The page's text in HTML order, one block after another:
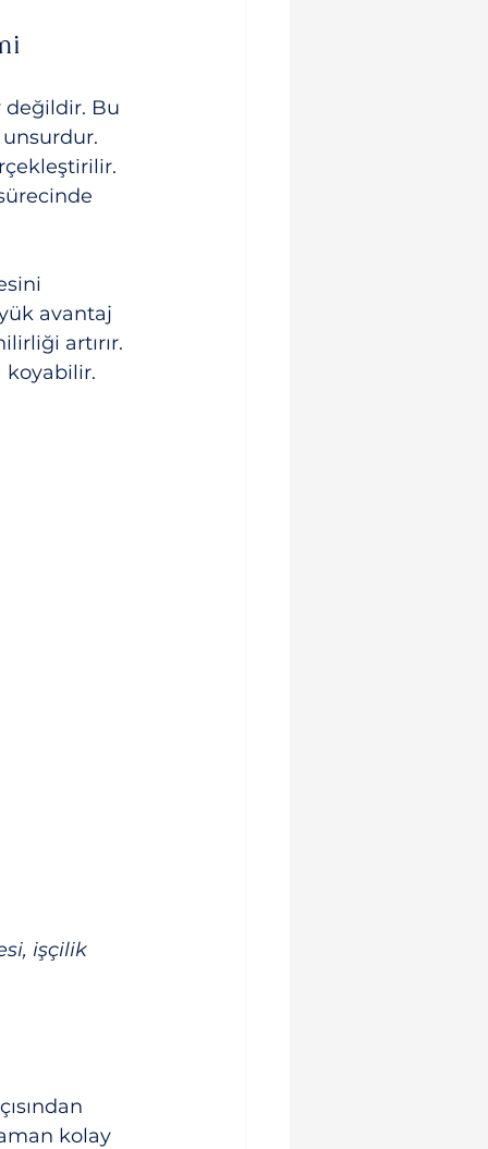
değildir. Bu
unsurdur.
avantaj
artırır.
koyabilir.
işçilik
kolay